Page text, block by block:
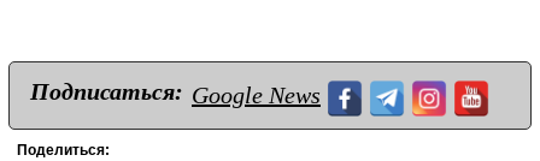
Подписаться: Google News
Поделиться: